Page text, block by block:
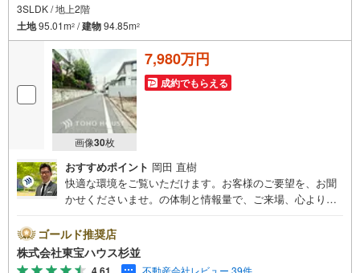
3SLDK / 地上2階
土地95.01m2 /建物94.85m2
画像30枚
7,980万円
成約でもらえる
おすすめポイント 岡田 直樹
快適な環境をご覧いただけます。お客様のご要望を、お聞
かせくださいませ。の体制と情報量で、ご来場、心よりお
「未来カレンダー」のご提案。・ 未来に起こるであろうご
自宅リフォームをオンライン上でご提案「ミラカレクラ
ブ」。・ 不動産売却時、ご自宅を綺麗にかつ瀟洒にさせる
ゴールド推奨店
株式会社東宝ハウス杉並